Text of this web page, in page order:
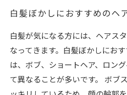
白髪ぼかしにおすすめのヘ
白髪が気になる方には、ヘアス
なってきます。白髪ぼかしにお
は、ボブ、ショートヘア、ロン
て異なることが多いです。 ボブ